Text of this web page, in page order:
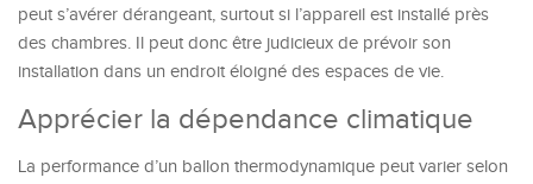
peut s’avérer dérangeant, surtout si l’appareil est installé près
des chambres. Il peut donc être judicieux de prévoir son
installation dans un endroit éloigné des espaces de vie.
Apprécier la dépendance climatique
La performance d’un ballon thermodynamique peut varier selon